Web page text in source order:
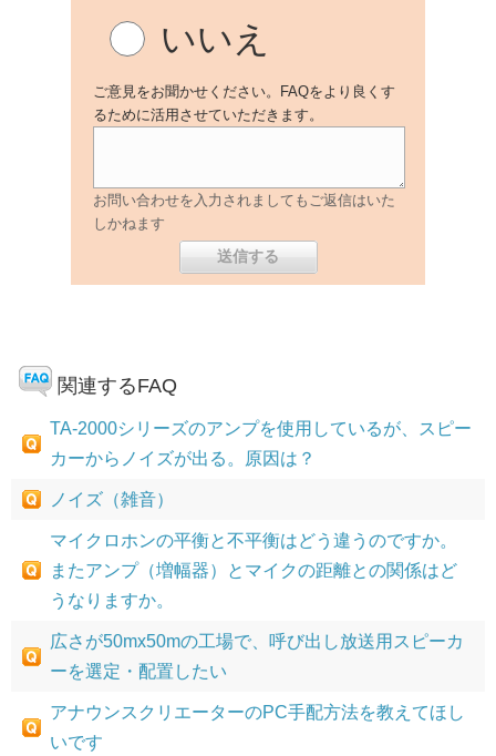
いいえ
ご意見をお聞かせください。FAQをより良くす
るために活用させていただきます。
お問い合わせを入力されましてもご返信はいた
しかねます
関連するFAQ
TA-2000シリーズのアンプを使用しているが、スピー
カーからノイズが出る。原因は？
ノイズ（雑音）
マイクロホンの平衡と不平衡はどう違うのですか。
またアンプ（増幅器）とマイクの距離との関係はど
うなりますか。
広さが50mx50mの工場で、呼び出し放送用スピーカ
ーを選定・配置したい
アナウンスクリエーターのPC手配方法を教えてほし
いです